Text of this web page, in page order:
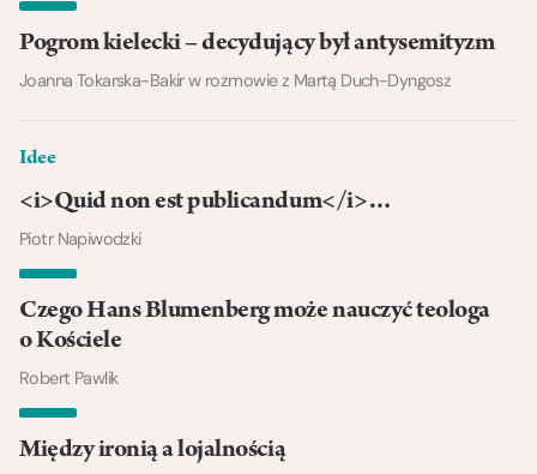
Pogrom kielecki – decydujący był antysemityzm
Joanna Tokarska-Bakir w rozmowie z Martą Duch-Dyngosz
Idee
<i>Quid non est publicandum</i>…
Piotr Napiwodzki
Czego Hans Blumenberg może nauczyć teologa
o Kościele
Robert Pawlik
Między ironią a lojalnością